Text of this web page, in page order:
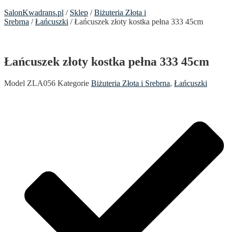
SalonKwadrans.pl / Sklep /Biżuteria Złota i
Srebrna /Łańcuszki / Łańcuszek złoty kostka pełna 333 45cm
Łańcuszek złoty kostka pełna 333 45cm
Model ZLA056 Kategorie Biżuteria Złota i Srebrna, Łańcuszki